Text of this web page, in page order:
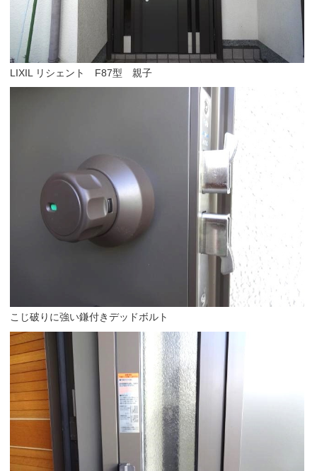
LIXIL リシェント F87型 親子
こじ破りに強い鎌付きデッドボルト